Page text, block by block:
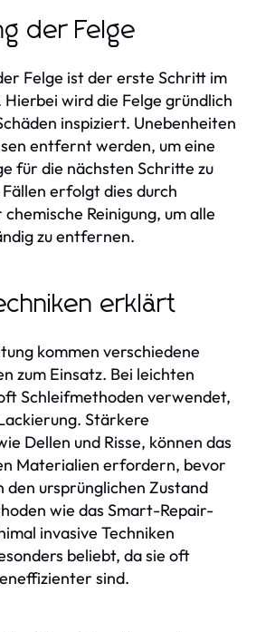
der Felge
Felge ist der erste Schritt im
wird die Felge gründlich
inspiziert. Unebenheiten
entfernt werden, um eine
für die nächsten Schritte zu
erfolgt dies durch
Reinigung, um alle
zu entfernen.
erklärt
kommen verschiedene
zum Einsatz. Bei leichten
Schleifmethoden verwendet,
Stärkere
Dellen und Risse, können das
Materialien erfordern, bevor
den ursprünglichen Zustand
wie das Smart-Repair-
invasive Techniken
beliebt, da sie oft
sind.